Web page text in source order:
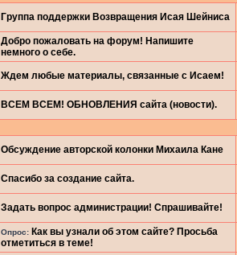
Группа поддержки Возвращения Исая Шейниса
Добро пожаловать на форум! Напишите
немного о себе.
Ждем любые материалы, связанные с Исаем!
ВСЕМ ВСЕМ! ОБНОВЛЕНИЯ сайта (новости).
Обсуждение авторской колонки Михаила Кане
Спасибо за создание сайта.
Задать вопрос администрации! Спрашивайте!
Опрос: Как вы узнали об этом сайте? Просьба
отметиться в теме!